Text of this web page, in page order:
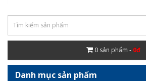
0 sản phẩm - 0đ
Danh mục sản phẩm